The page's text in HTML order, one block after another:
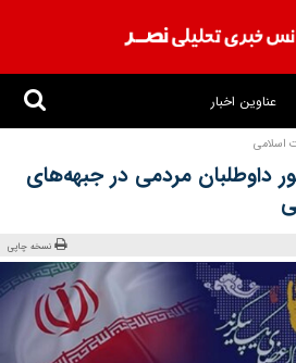
عناوین اخبار
داوطلبان مردمی در جبهه‌های
نسخه چاپی